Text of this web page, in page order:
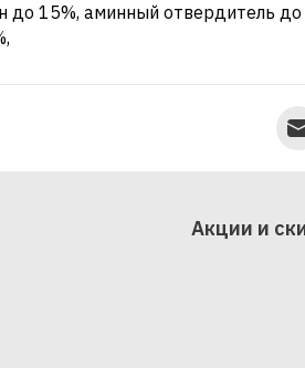
до 15%, аминный отвердитель до
Акции и